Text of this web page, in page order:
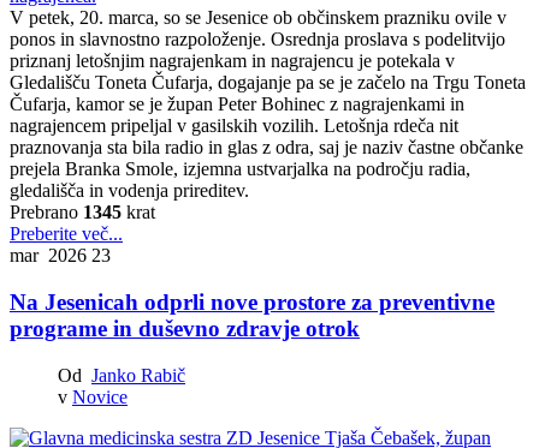
V petek, 20. marca, so se Jesenice ob občinskem prazniku ovile v
ponos in slavnostno razpoloženje. Osrednja proslava s podelitvijo
priznanj letošnjim nagrajenkam in nagrajencu je potekala v
Gledališču Toneta Čufarja, dogajanje pa se je začelo na Trgu Toneta
Čufarja, kamor se je župan Peter Bohinec z nagrajenkami in
nagrajencem pripeljal v gasilskih vozilih. Letošnja rdeča nit
praznovanja sta bila radio in glas z odra, saj je naziv častne občanke
prejela Branka Smole, izjemna ustvarjalka na področju radia,
gledališča in vodenja prireditev.
Prebrano 1345 krat
Preberite več...
mar 2026 23
Na Jesenicah odprli nove prostore za preventivne
programe in duševno zdravje otrok
Od Janko Rabič
v Novice